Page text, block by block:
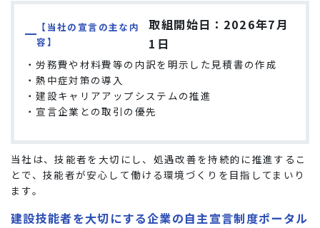
【当社の宣言の主な内
容】
取組開始日：2026年7月
1日
・労務費や材料費等の内訳を明示した見積書の作成
・熱中症対策の導入
・建設キャリアアップシステムの推進
・宣言企業との取引の優先
当社は、技能者を大切にし、処遇改善を持続的に推進するこ
とで、技能者が安心して働ける環境づくりを目指してまいり
ます。
建設技能者を大切にする企業の自主宣言制度ポータル